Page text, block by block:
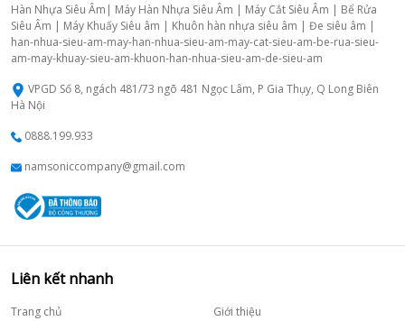
Hàn Nhựa Siêu Âm| Máy Hàn Nhựa Siêu Âm | Máy Cắt Siêu Âm | Bể Rửa
Siêu Âm | Máy Khuấy Siêu âm | Khuôn hàn nhựa siêu âm | Đe siêu âm |
han-nhua-sieu-am-may-han-nhua-sieu-am-may-cat-sieu-am-be-rua-sieu-
am-may-khuay-sieu-am-khuon-han-nhua-sieu-am-de-sieu-am
VPGD Số 8, ngách 481/73 ngõ 481 Ngọc Lâm, P Gia Thụy, Q Long Biên
Hà Nội
0888.199.933
namsoniccompany@gmail.com
Liên kết nhanh
Trang chủ
Giới thiệu